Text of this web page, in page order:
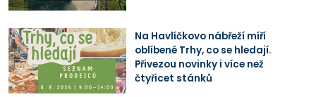
Na Havlíčkovo nábřeží míří
oblíbené Trhy, co se hledají.
Přivezou novinky i více než
čtyřicet stánků